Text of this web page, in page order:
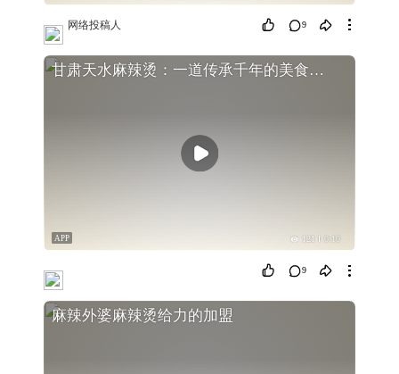
网络投稿人 9
甘肃天水麻辣烫：一道传承千年的美食佳肴
121 0:10
APP
9
麻辣外婆麻辣烫给力的加盟